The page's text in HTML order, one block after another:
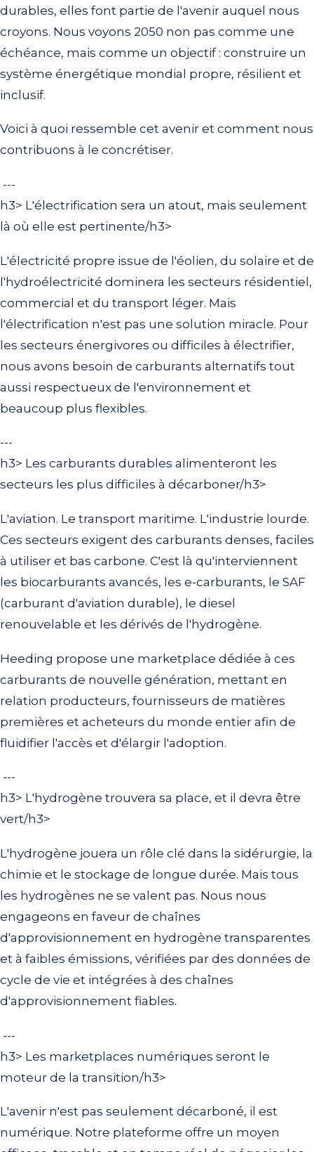
durables, elles font partie de l'avenir auquel nous
croyons. Nous voyons 2050 non pas comme une
échéance, mais comme un objectif : construire un
système énergétique mondial propre, résilient et
inclusif.
Voici à quoi ressemble cet avenir et comment nous
contribuons à le concrétiser.
---
h3> L'électrification sera un atout, mais seulement
là où elle est pertinente/h3>
L'électricité propre issue de l'éolien, du solaire et de
l'hydroélectricité dominera les secteurs résidentiel,
commercial et du transport léger. Mais
l'électrification n'est pas une solution miracle. Pour
les secteurs énergivores ou difficiles à électrifier,
nous avons besoin de carburants alternatifs tout
aussi respectueux de l'environnement et
beaucoup plus flexibles.
---
h3> Les carburants durables alimenteront les
secteurs les plus difficiles à décarboner/h3>
L'aviation. Le transport maritime. L'industrie lourde.
Ces secteurs exigent des carburants denses, faciles
à utiliser et bas carbone. C'est là qu'interviennent
les biocarburants avancés, les e-carburants, le SAF
(carburant d'aviation durable), le diesel
renouvelable et les dérivés de l'hydrogène.
Heeding propose une marketplace dédiée à ces
carburants de nouvelle génération, mettant en
relation producteurs, fournisseurs de matières
premières et acheteurs du monde entier afin de
fluidifier l'accès et d'élargir l'adoption.
---
h3> L'hydrogène trouvera sa place, et il devra être
vert/h3>
L'hydrogène jouera un rôle clé dans la sidérurgie, la
chimie et le stockage de longue durée. Mais tous
les hydrogènes ne se valent pas. Nous nous
engageons en faveur de chaînes
d'approvisionnement en hydrogène transparentes
et à faibles émissions, vérifiées par des données de
cycle de vie et intégrées à des chaînes
d'approvisionnement fiables.
---
h3> Les marketplaces numériques seront le
moteur de la transition/h3>
L'avenir n'est pas seulement décarboné, il est
numérique. Notre plateforme offre un moyen